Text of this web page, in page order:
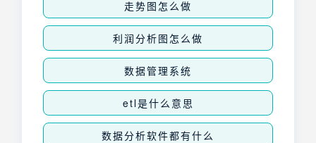
走势图怎么做
利润分析图怎么做
数据管理系统
etl是什么意思
数据分析软件都有什么